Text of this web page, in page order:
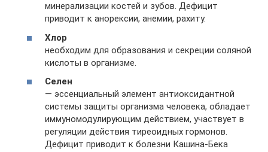
минерализации костей и зубов. Дефицит
приводит к анорексии, анемии, рахиту.
Хлор
необходим для образования и секреции соляной
кислоты в организме.
Селен
— эссенциальный элемент антиоксидантной
системы защиты организма человека, обладает
иммуномодулирующим действием, участвует в
регуляции действия тиреоидных гормонов.
Дефицит приводит к болезни Кашина-Бека